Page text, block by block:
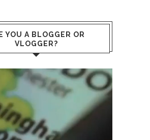
YOU A BLOGGER OR
VLOGGER?